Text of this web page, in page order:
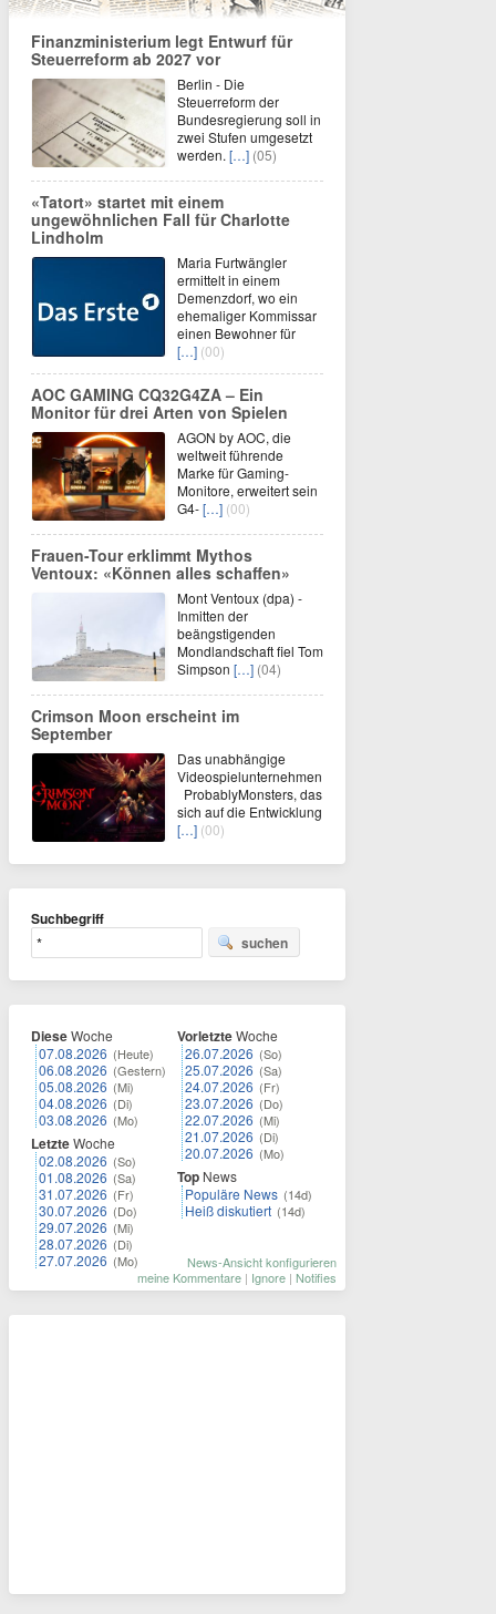
Finanzministerium legt Entwurf für
Steuerreform ab 2027 vor
Berlin - Die
Steuerreform der
Bundesregierung soll in
zwei Stufen umgesetzt
werden. […] (05)
«Tatort» startet mit einem
ungewöhnlichen Fall für Charlotte
Lindholm
Maria Furtwängler
ermittelt in einem
Demenzdorf, wo ein
ehemaliger Kommissar
einen Bewohner für
[…] (00)
AOC GAMING CQ32G4ZA – Ein
Monitor für drei Arten von Spielen
AGON by AOC, die
weltweit führende
Marke für Gaming-
Monitore, erweitert sein
G4-[…] (00)
Frauen-Tour erklimmt Mythos
Ventoux: «Können alles schaffen»
Mont Ventoux (dpa) -
Inmitten der
beängstigenden
Mondlandschaft fiel Tom
Simpson […] (04)
Crimson Moon erscheint im
September
Das unabhängige
Videospielunternehmen
ProbablyMonsters, das
sich auf die Entwicklung
[…] (00)
Suchbegriff
suchen
DieseWoche
07.08.2026 (Heute)
06.08.2026 (Gestern)
05.08.2026 (Mi)
04.08.2026 (Di)
03.08.2026 (Mo)
LetzteWoche
02.08.2026 (So)
01.08.2026 (Sa)
31.07.2026 (Fr)
30.07.2026 (Do)
29.07.2026 (Mi)
28.07.2026 (Di)
27.07.2026 (Mo)
VorletzteWoche
26.07.2026 (So)
25.07.2026 (Sa)
24.07.2026 (Fr)
23.07.2026 (Do)
22.07.2026 (Mi)
21.07.2026 (Di)
20.07.2026 (Mo)
Top News
Populäre News (14d)
Heiß diskutiert (14d)
News-Ansicht konfigurieren
meine Kommentare | Ignore | Notifies